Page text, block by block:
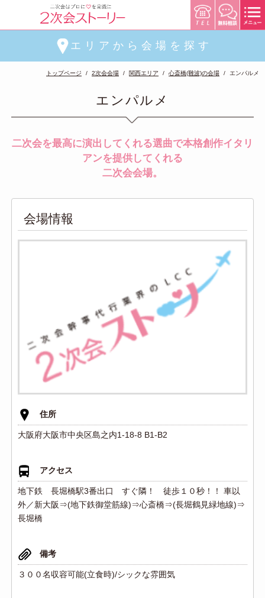
エリアから会場を探す
トップページ 2次会会場 関西エリア 心斎橋(難波)の会場 エンパルメ
エンパルメ
二次会を最高に演出してくれる選曲で本格創作イタリ
アンを提供してくれる
二次会会場。
会場情報
住所
大阪府大阪市中央区島之内1-18-8 B1-B2
アクセス
地下鉄 長堀橋駅3番出口 すぐ隣！ 徒歩１０秒！！ 車以
外／新大阪⇒(地下鉄御堂筋線)⇒心斎橋⇒(長堀鶴見緑地線)⇒
長堀橋
備考
３００名収容可能(立食時)/シックな雰囲気